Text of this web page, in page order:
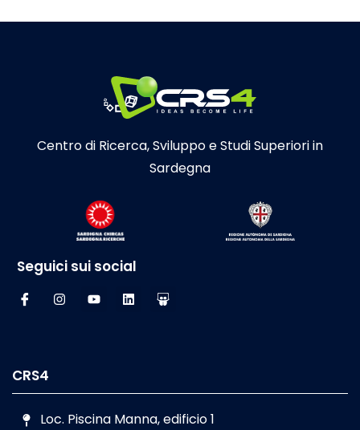
Centro di Ricerca, Sviluppo e Studi Superiori in
Sardegna
Seguici sui social
CRS4
Loc. Piscina Manna, edificio 1